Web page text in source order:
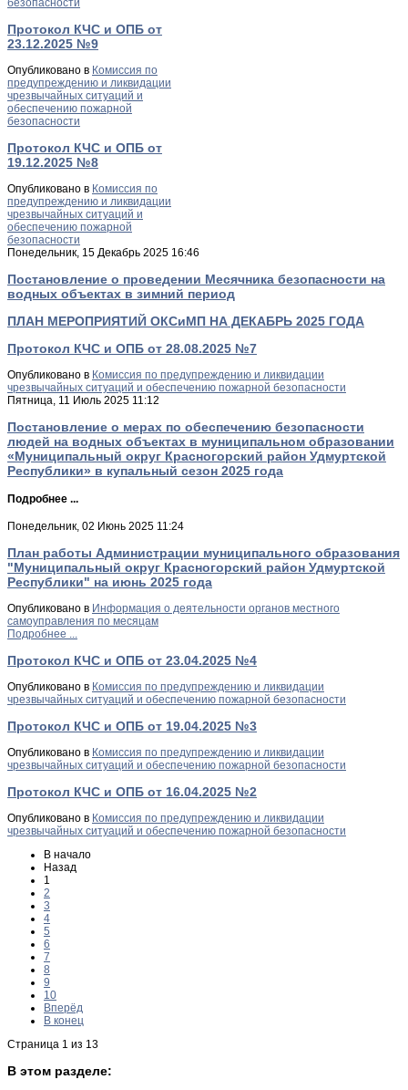
безопасности
Протокол КЧС и ОПБ от
23.12.2025 №9
Опубликовано в Комиссия по
предупреждению и ликвидации
чрезвычайных ситуаций и
обеспечению пожарной
безопасности
Протокол КЧС и ОПБ от
19.12.2025 №8
Опубликовано в Комиссия по
предупреждению и ликвидации
чрезвычайных ситуаций и
обеспечению пожарной
безопасности
Понедельник, 15 Декабрь 2025 16:46
Постановление о проведении Месячника безопасности на
водных объектах в зимний период
ПЛАН МЕРОПРИЯТИЙ ОКСиМП НА ДЕКАБРЬ 2025 ГОДА
Протокол КЧС и ОПБ от 28.08.2025 №7
Опубликовано в Комиссия по предупреждению и ликвидации
чрезвычайных ситуаций и обеспечению пожарной безопасности
Пятница, 11 Июль 2025 11:12
Постановление о мерах по обеспечению безопасности
людей на водных объектах в муниципальном образовании
«Муниципальный округ Красногорский район Удмуртской
Республики» в купальный сезон 2025 года
Подробнее ...
Понедельник, 02 Июнь 2025 11:24
План работы Администрации муниципального образования
"Муниципальный округ Красногорский район Удмуртской
Республики" на июнь 2025 года
Опубликовано в Информация о деятельности органов местного
самоуправления по месяцам
Подробнее ...
Протокол КЧС и ОПБ от 23.04.2025 №4
Опубликовано в Комиссия по предупреждению и ликвидации
чрезвычайных ситуаций и обеспечению пожарной безопасности
Протокол КЧС и ОПБ от 19.04.2025 №3
Опубликовано в Комиссия по предупреждению и ликвидации
чрезвычайных ситуаций и обеспечению пожарной безопасности
Протокол КЧС и ОПБ от 16.04.2025 №2
Опубликовано в Комиссия по предупреждению и ликвидации
чрезвычайных ситуаций и обеспечению пожарной безопасности
В начало
Назад
1
2
3
4
5
6
7
8
9
10
Вперёд
В конец
Страница 1 из 13
В этом разделе: